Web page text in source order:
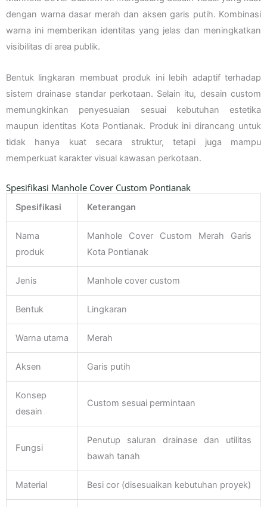
dengan warna dasar merah dan aksen garis putih. Kombinasi
warna ini memberikan identitas yang jelas dan meningkatkan
visibilitas di area publik.
Bentuk lingkaran membuat produk ini lebih adaptif terhadap
sistem drainase standar perkotaan. Selain itu, desain custom
memungkinkan penyesuaian sesuai kebutuhan estetika
maupun identitas Kota Pontianak. Produk ini dirancang untuk
tidak hanya kuat secara struktur, tetapi juga mampu
memperkuat karakter visual kawasan perkotaan.
Spesifikasi Manhole Cover Custom Pontianak
Spesifikasi Keterangan
Nama
produk
Manhole Cover Custom Merah Garis
Kota Pontianak
Jenis Manhole cover custom
Bentuk Lingkaran
Warna utama Merah
Aksen Garis putih
Konsep
desain
Custom sesuai permintaan
Fungsi
Penutup saluran drainase dan utilitas
bawah tanah
Material Besi cor (disesuaikan kebutuhan proyek)